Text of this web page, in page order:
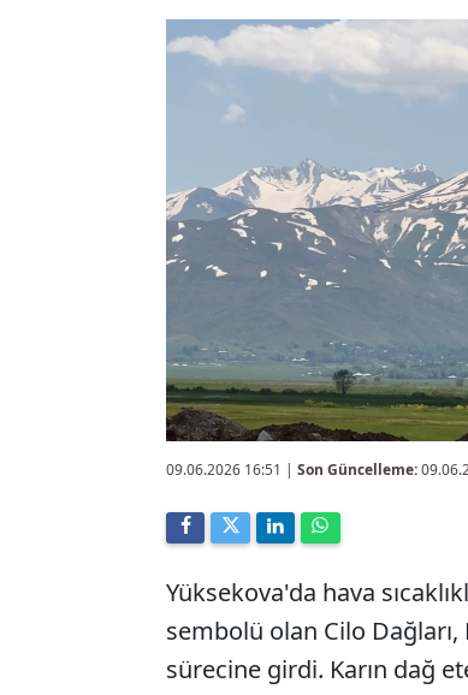
09.06.2026 16:51 | Son Güncelleme:
Yüksekova'da hava
sembolü olan Cilo
sürecine girdi. Karın dağ